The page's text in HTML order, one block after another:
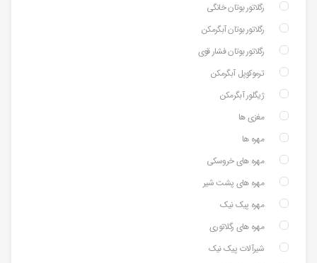
رگلاتور بوتان خانگی
رگلاتور بوتان آبگرمکن
رگلاتور بوتان فشار قوی
ترموکوپل آبگرمکن
ژیگلور آبگرمکن
مغزی ها
مهره ها
مهره های خروسکی
مهره های پشت شیر
مهره پیک نیک
مهره های رگلاتوری
شیرآلات پیک نیک